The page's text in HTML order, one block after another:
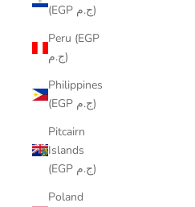
(EGP ج.م)
Peru (EGP
ج.م)
Philippines
(EGP ج.م)
Pitcairn
Islands
(EGP ج.م)
Poland